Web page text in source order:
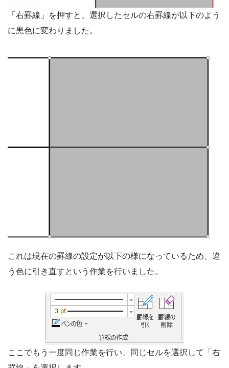
「右罫線」を押すと、選択したセルの右罫線が以下のよう
に黒色に変わりました。
これは現在の罫線の設定が以下の様になっているため、違
う色に引き直すという作業を行いました。
ここでもう一度同じ作業を行い、同じセルを選択して「右